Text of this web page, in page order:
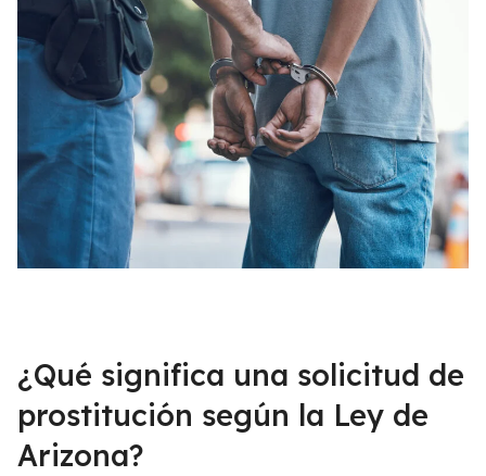
¿Qué significa una solicitud de
prostitución según la Ley de
Arizona?